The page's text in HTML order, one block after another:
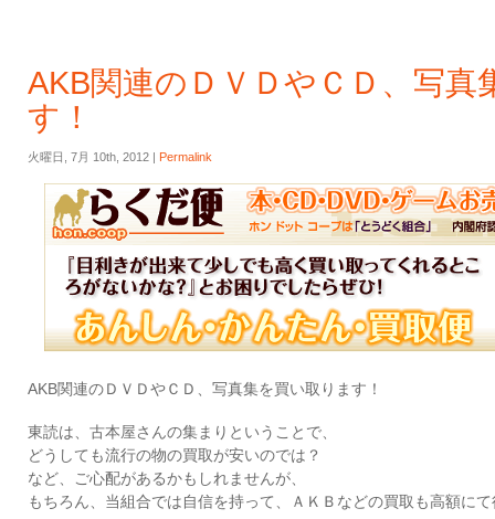
AKB関連のＤＶＤやＣＤ、写真
す！
火曜日, 7月 10th, 2012 | Permalink
AKB関連のＤＶＤやＣＤ、写真集を買い取ります！
東読は、古本屋さんの集まりということで、
どうしても流行の物の買取が安いのでは？
など、ご心配があるかもしれませんが、
もちろん、当組合では自信を持って、ＡＫＢなどの買取も高額に